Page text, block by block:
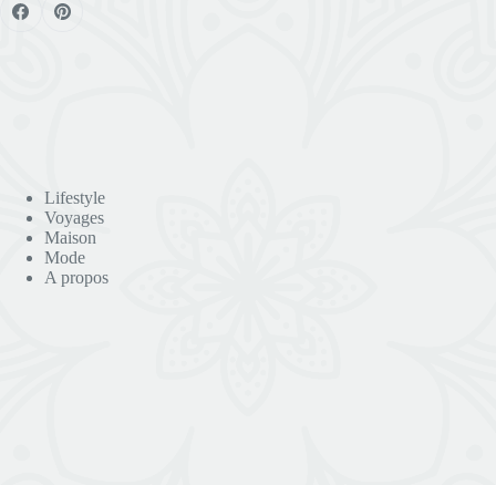
Lifestyle
Voyages
Maison
Mode
A propos